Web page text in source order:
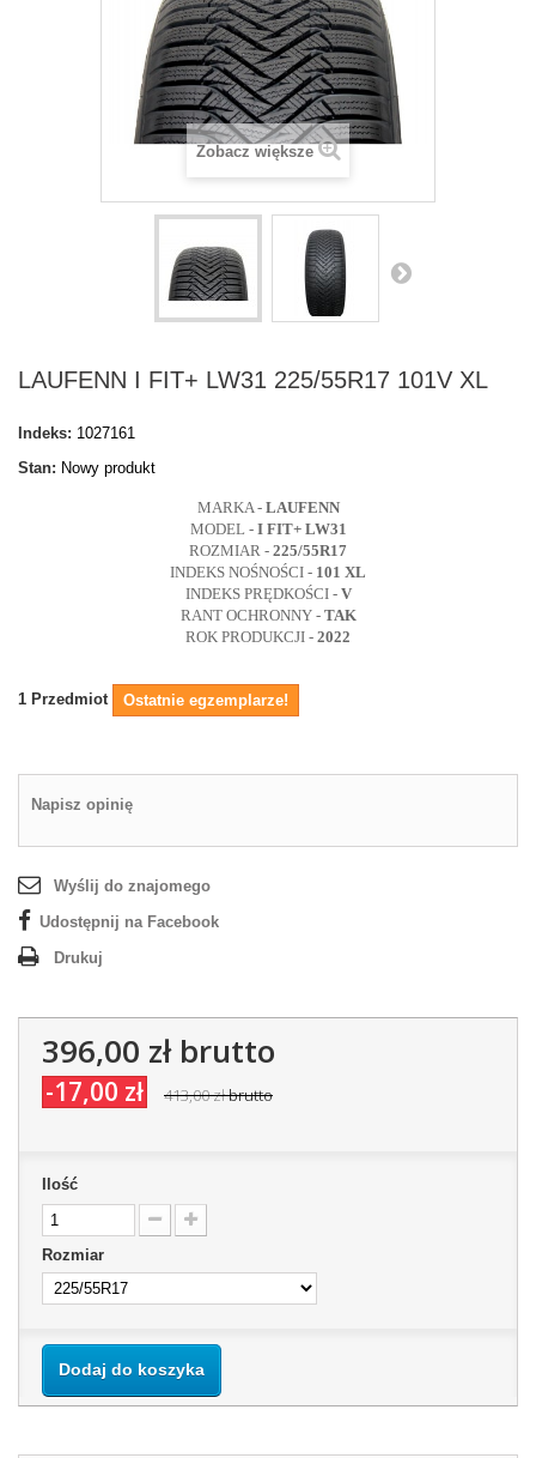
Zobacz większe
LAUFENN I FIT+ LW31 225/55R17 101V XL
Indeks: 1027161
Stan: Nowy produkt
MARKA - LAUFENN
MODEL -I FIT+ LW31
ROZMIAR - 225/55R17
INDEKS NOŚNOŚCI - 101 XL
INDEKS PRĘDKOŚCI - V
RANT OCHRONNY -TAK
ROK PRODUKCJI - 2022
1 Przedmiot Ostatnie egzemplarze!
Napisz opinię
Wyślij do znajomego
Udostępnij na Facebook
Drukuj
396,00 złbrutto
-17,00 zł 413,00 złbrutto
Ilość
Rozmiar
Dodaj do koszyka